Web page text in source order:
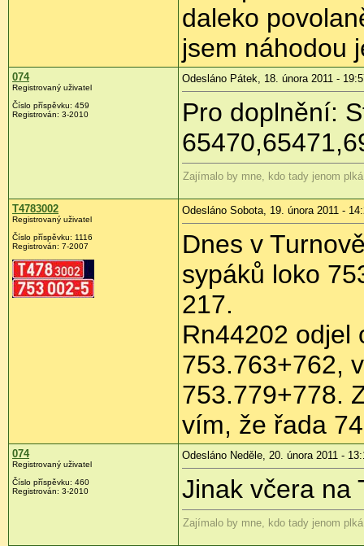
daleko
jsem náhodou
074
Registrovaný uživatel
Číslo příspěvku: 459
Registrován: 3-2010
Odesláno Pátek, 18. února 2011 -
Pro doplnění:
Zajímalo by mne, kdo tady jenom
T4783002
Registrovaný uživatel
Číslo příspěvku: 1116
Registrován: 7-2007
Odesláno Sobota, 19. února 2011 -
Dnes v
sypáků loko
217.
Rn44202 odjel
753.763+762,
753.779+778.
vím, že řada
074
Registrovaný uživatel
Číslo příspěvku: 460
Registrován: 3-2010
Odesláno Neděle, 20. února 2011 -
Jinak včera na
Zajímalo by mne, kdo tady jenom